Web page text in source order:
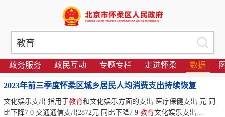
政务服务 政民互动 专题专栏 走进怀柔 数据
2023年前三季度怀柔区城乡居民人均消费支出持续恢复
文化娱乐支出 指用于教育和文化娱乐方面的支出 医疗保健支出 元 同
比下降7 0 交通通信支出2872元 同比下降7 9 教育文化娱乐支出...